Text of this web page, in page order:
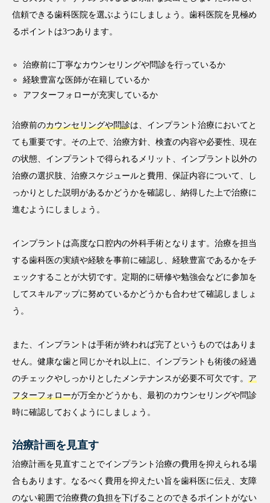
信頼できる歯科医院を選ぶようにしましょう。歯科医院を見極め
るポイントは3つあります。
治療前に丁寧なカウンセリングや問診を行っているか
経験豊富な医師が在籍しているか
アフターフォローが充実しているか
治療前のカウンセリングや問診は、インプラント治療においてと
ても重要です。その上で、治療方針、検査の内容や必要性、現在
の状態、インプラントで得られるメリット、インプラント以外の
治療の選択肢、治療スケジュールと費用、保証内容について、し
っかりとした説明があるかどうかを確認し、納得した上で治療に
進むようにしましょう。
インプラントは高度な口腔内の外科手術となります。治療を担当
する歯科医の実績や経験を事前に確認し、経験豊富であるかをチ
ェックすることが大切です。定期的に研修や勉強会などに参加を
してスキルアップに努めているかどうかも合わせて確認しましょ
う。
また、インプラントは手術が終われば完了というものではありま
せん。健康な歯と同じかそれ以上に、インプラントも術後の経過
のチェックやしっかりとしたメンテナンスが必要不可欠です。 ア
フターフォローが万全かどうかも、最初のカウンセリングや問診
時に確認しておくようにしましょう。
治療計画を見直す
治療計画を見直すことでインプラント治療の費用を抑えられる場
合もあります。なるべく費用を抑えたい旨を歯科医に伝え、支障
のない範囲で治療費の負担を下げることのできるポイントがない